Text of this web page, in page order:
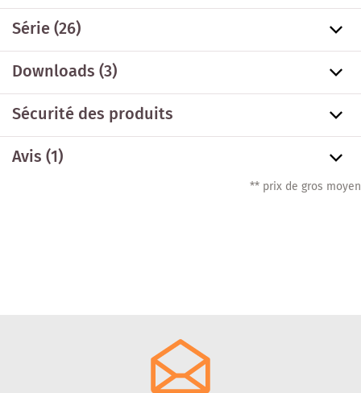
Série(26)
Downloads (3)
Sécurité des produits
Avis (1)
** prix de gros moyen